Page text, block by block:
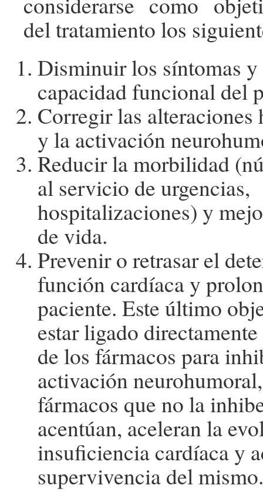
del tratamiento los
Disminuir los síntomas y
capacidad funcional del
Corregir las alteraciones
y la activación
Reducir la morbilidad
al servicio de urgencias,
hospitalizaciones) y
de vida.
Prevenir o retrasar el
función cardíaca y
paciente. Este último
estar ligado
de los fármacos para
activación
fármacos que no la
acentúan, aceleran la
insuficiencia cardíaca y
supervivencia del mismo.